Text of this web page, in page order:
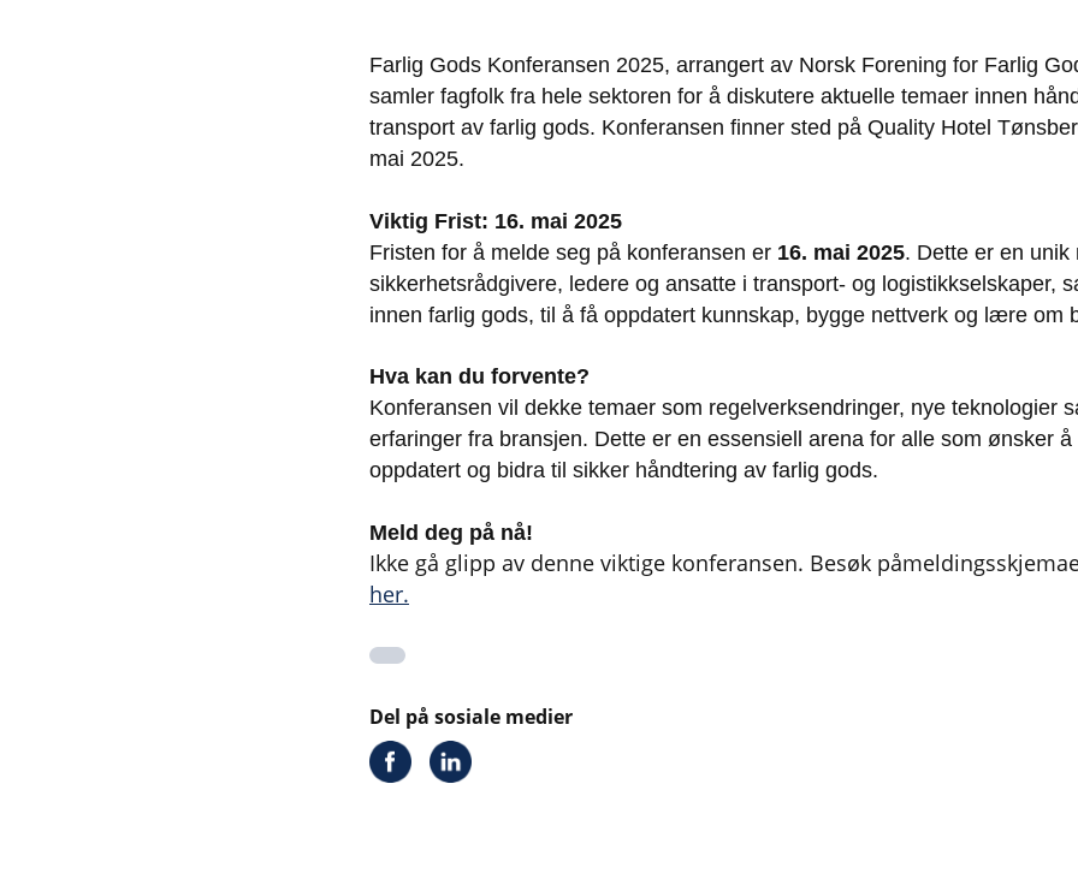
Farlig Gods Konferansen 2025, arrangert av Norsk Forening for Farlig
samler fagfolk fra hele sektoren for å diskutere aktuelle temaer innen
transport av farlig gods. Konferansen finner sted på Quality Hotel
mai 2025.
Viktig Frist: 16. mai 2025
Fristen for å melde seg på konferansen er 16. mai 2025. Dette er en unik
sikkerhetsrådgivere, ledere og ansatte i transport- og logistikkselskaper,
innen farlig gods, til å få oppdatert kunnskap, bygge nettverk og lære om
Hva kan du forvente?
Konferansen vil dekke temaer som regelverksendringer, nye teknologier
erfaringer fra bransjen. Dette er en essensiell arena for alle som ønsker å
oppdatert og bidra til sikker håndtering av farlig gods.
Meld deg på nå!
Ikke gå glipp av denne viktige konferansen. Besøk
her.
Del på sosiale medier